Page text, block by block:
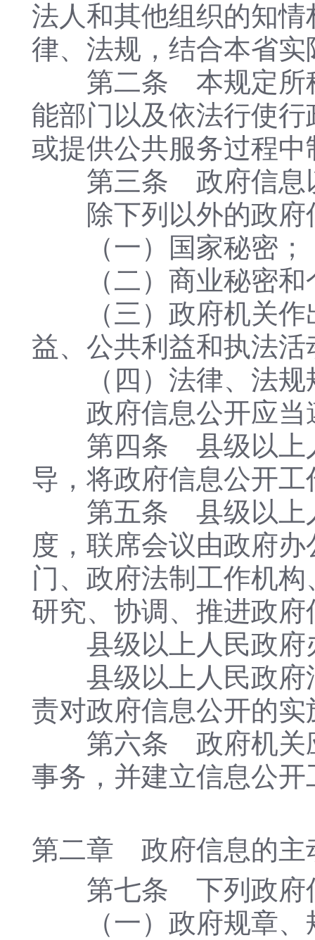
法人和其他组织的知
律、法规，结合本省
第二条 本规定所称
能部门以及依法行使
或提供公共服务过程
第三条 政府信息以
除下列以外的政府
（一）国家秘密；
（二）商业秘密和
（三）政府机关作
益、公共利益和执法活
（四）法律、法规
政府信息公开应当
第四条 县级以上人
导，将政府信息公开
第五条 县级以上人
度，联席会议由政府
门、政府法制工作机
研究、协调、推进政
县级以上人民政府
县级以上人民政府
责对政府信息公开的
第六条 政府机关应
事务，并建立信息公
第二章 政府信息的主
第七条 下列政府信
（一）政府规章、